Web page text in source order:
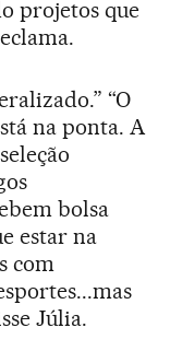
projetos que
“O
na ponta. A
bolsa
estar na
com
Júlia.